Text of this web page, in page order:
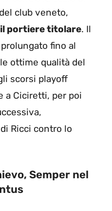
club veneto,
portiere titolare. Il
fino al
ottime qualità del
scorsi playoff
a Ciciretti, per poi
Ricci contro lo
Semper nel